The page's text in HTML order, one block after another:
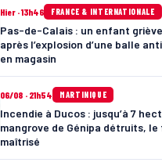
Hier · 13h46 FRANCE & INTERNATIONALE
Pas-de-Calais : un enfant
après l’explosion d’une balle
en magasin
06/08 · 21h54 MARTINIQUE
Incendie à Ducos : jusqu’à 7
mangrove de Génipa détruits, le
maîtrisé